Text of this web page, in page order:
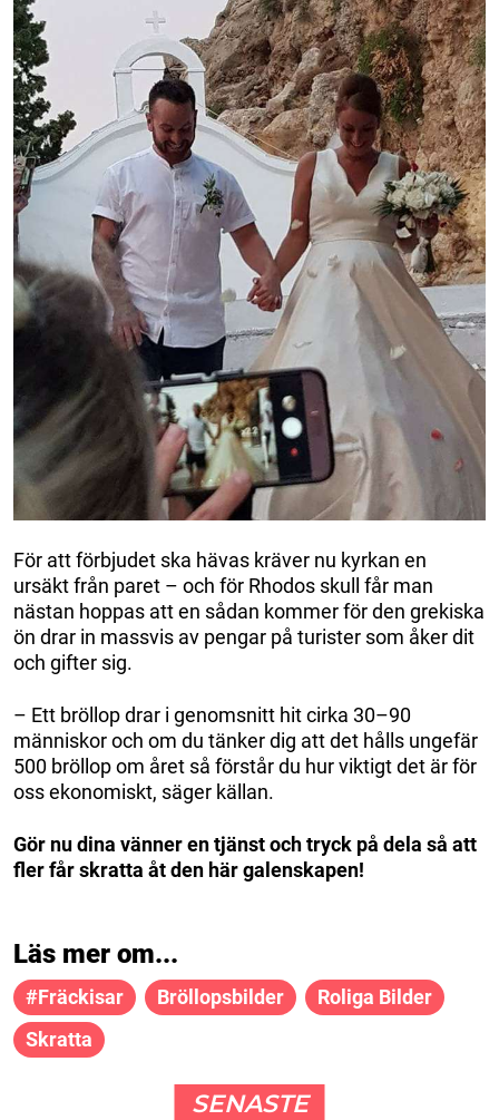
För att förbjudet ska hävas kräver nu kyrkan en
ursäkt från paret – och för Rhodos skull får man
nästan hoppas att en sådan kommer för den grekiska
ön drar in massvis av pengar på turister som åker dit
och gifter sig.
– Ett bröllop drar i genomsnitt hit cirka 30–90
människor och om du tänker dig att det hålls ungefär
500 bröllop om året så förstår du hur viktigt det är för
oss ekonomiskt, säger källan.
Gör nu dina vänner en tjänst och tryck på dela så att
fler får skratta åt den här galenskapen!
Läs mer om...
#fräckisar Bröllopsbilder
Roliga Bilder
Skratta
SENASTE